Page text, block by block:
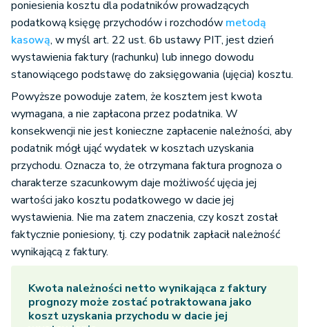
poniesienia kosztu dla podatników prowadzących
podatkową księgę przychodów i rozchodów metodą
kasową, w myśl art. 22 ust. 6b ustawy PIT, jest dzień
wystawienia faktury (rachunku) lub innego dowodu
stanowiącego podstawę do zaksięgowania (ujęcia) kosztu.
Powyższe powoduje zatem, że kosztem jest kwota
wymagana, a nie zapłacona przez podatnika. W
konsekwencji nie jest konieczne zapłacenie należności, aby
podatnik mógł ująć wydatek w kosztach uzyskania
przychodu. Oznacza to, że otrzymana faktura prognoza o
charakterze szacunkowym daje możliwość ujęcia jej
wartości jako kosztu podatkowego w dacie jej
wystawienia. Nie ma zatem znaczenia, czy koszt został
faktycznie poniesiony, tj. czy podatnik zapłacił należność
wynikającą z faktury.
Kwota należności netto wynikająca z faktury
prognozy może zostać potraktowana jako
koszt uzyskania przychodu w dacie jej